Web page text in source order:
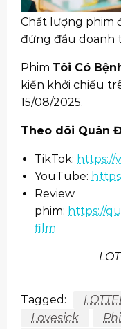
Chất lượng phim
đứng đầu doanh
Phim Tôi Có
kiến khởi chiếu
15/08/2025.
Theo dõi Quân
TikTok: https://
YouTube:
Review
phim: https://
film
Tagged:
Lovesick